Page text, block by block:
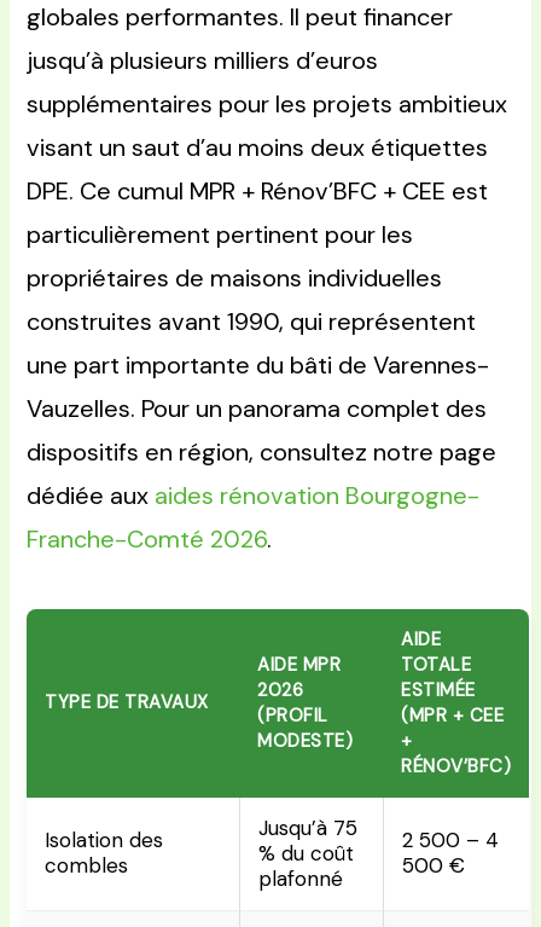
globales performantes. Il peut financer
jusqu’à plusieurs milliers d’euros
supplémentaires pour les projets ambitieux
visant un saut d’au moins deux étiquettes
DPE. Ce cumul MPR + Rénov’BFC + CEE est
particulièrement pertinent pour les
propriétaires de maisons individuelles
construites avant 1990, qui représentent
une part importante du bâti de Varennes-
Vauzelles. Pour un panorama complet des
dispositifs en région, consultez notre page
dédiée aux aides rénovation Bourgogne-
Franche-Comté 2026.
TYPE DE TRAVAUX
AIDE MPR
2026
(PROFIL
MODESTE)
AIDE
TOTALE
ESTIMÉE
(MPR + CEE
+
RÉNOV’BFC)
Isolation des
combles
Jusqu’à 75
% du coût
plafonné
2 500 – 4
500 €